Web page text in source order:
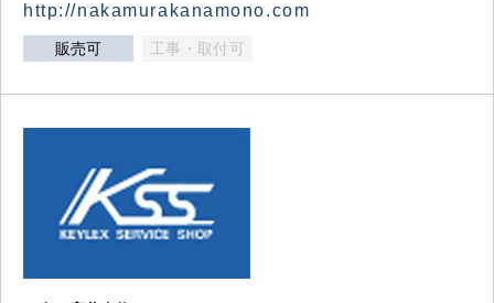
http://nakamurakanamono.com
販売可 工事・取付可